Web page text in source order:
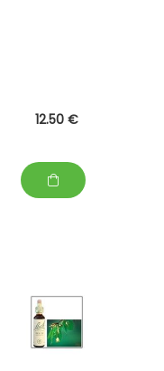
12.50 €